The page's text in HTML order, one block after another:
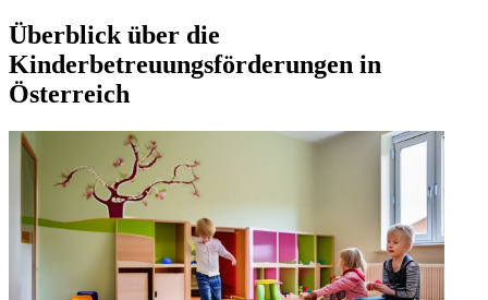
Überblick über die
Kinderbetreuungsförderungen in
Österreich